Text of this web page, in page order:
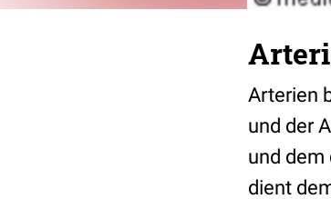
Arterien
und der
und dem
dient